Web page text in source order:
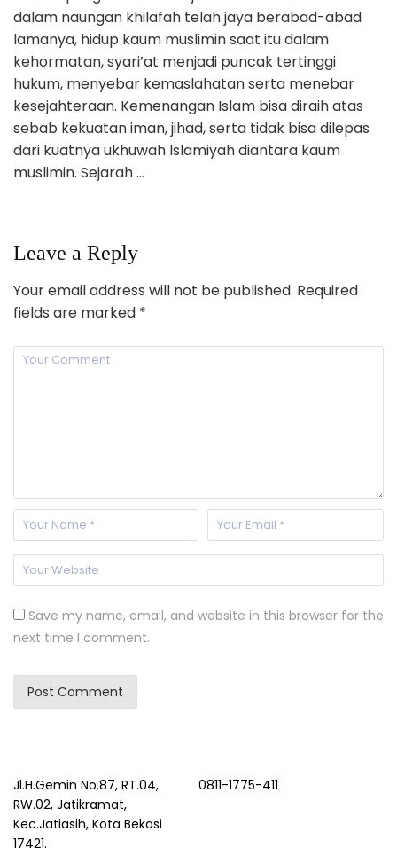
dalam naungan khilafah telah jaya berabad-abad
lamanya, hidup kaum muslimin saat itu dalam
kehormatan, syari’at menjadi puncak tertinggi
hukum, menyebar kemaslahatan serta menebar
kesejahteraan. Kemenangan Islam bisa diraih atas
sebab kekuatan iman, jihad, serta tidak bisa dilepas
dari kuatnya ukhuwah Islamiyah diantara kaum
muslimin. Sejarah …
Leave a Reply
Your email address will not be published. Required
fields are marked *
Save my name, email, and website in this browser for the
next time I comment.
Jl.H.Gemin No.87, RT.04,
RW.02, Jatikramat,
Kec.Jatiasih, Kota Bekasi
17421.
0811-1775-411